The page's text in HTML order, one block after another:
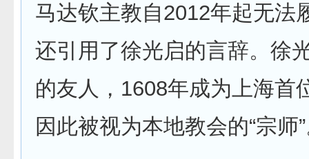
马达钦主教自2012年起无法
还引用了徐光启的言辞。徐
的友人，1608年成为上海首
因此被视为本地教会的“宗师